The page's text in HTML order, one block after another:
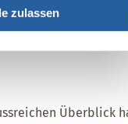
zulassen
Überblick